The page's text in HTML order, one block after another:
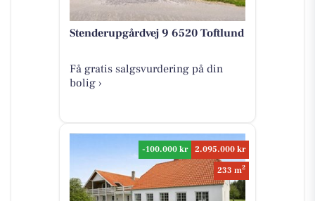
Stenderupgårdvej 9 6520 Toftlund
Få gratis salgsvurdering på din
bolig ›
-100.000 kr
2.095.000 kr
233 m2